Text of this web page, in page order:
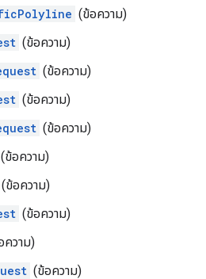
(ข้อความ)
(ข้อความ)
(ข้อความ)
(ข้อความ)
(ข้อความ)
(ข้อความ)
(ข้อความ)
(ข้อความ)
ความ)
(ข้อความ)